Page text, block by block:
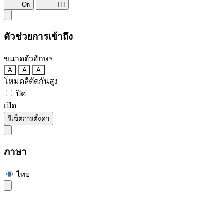
On TH
ตัวช่วยการเข้าถึง
ขนาดตัวอักษร
A A A
โหมดสีตัดกันสูง
ปิด
เปิด
รีเซ็ตการตั้งค่า
ภาษา
ไทย